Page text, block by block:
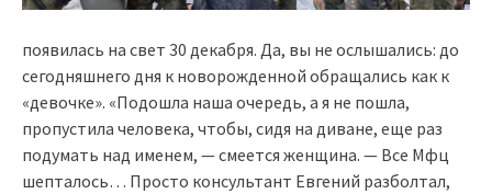
появилась на свет 30 декабря. Да, вы не ослышались: до
сегодняшнего дня к новорожденной обращались как к
«девочке». «Подошла наша очередь, а я не пошла,
пропустила человека, чтобы, сидя на диване, еще раз
подумать над именем, — смеется женщина. — Все Мфц
шепталось… Просто консультант Евгений разболтал,